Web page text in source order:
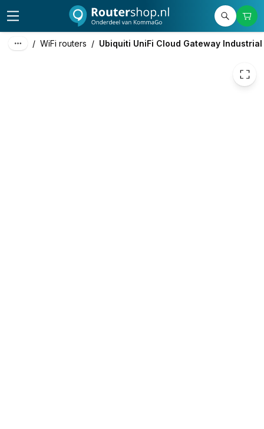
/ WiFi routers / Ubiquiti UniFi Cloud Gateway Industrial
549,00 excl. btw
excl. btw
627,99 incl. btw